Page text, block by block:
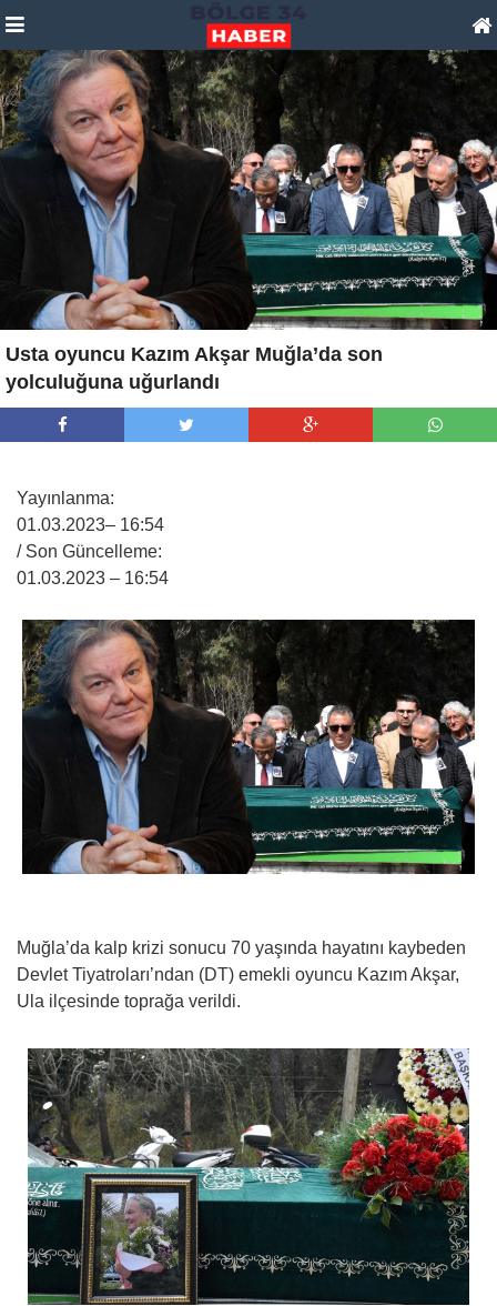
Usta oyuncu Kazım Akşar Muğla’da son
yolculuğuna uğurlandı
Yayınlanma:
01.03.2023– 16:54
/ Son Güncelleme:
01.03.2023 – 16:54
Muğla’da kalp krizi sonucu 70 yaşında hayatını kaybeden
Devlet Tiyatroları’ndan (DT) emekli oyuncu Kazım Akşar,
Ula ilçesinde toprağa verildi.